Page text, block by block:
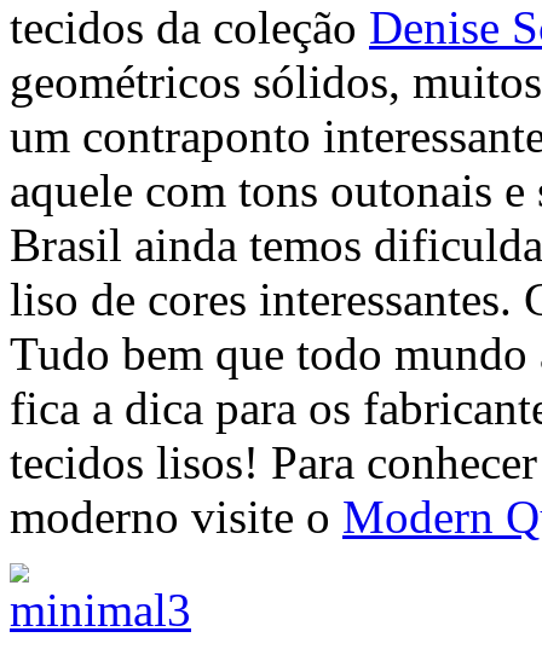
tecidos da coleção Denise
geométricos sólidos,
um contraponto
aquele com tons outonais
Brasil ainda temos
liso de cores interessantes.
Tudo bem que todo mundo
fica a dica para os
tecidos lisos! Para
moderno visite o Modern